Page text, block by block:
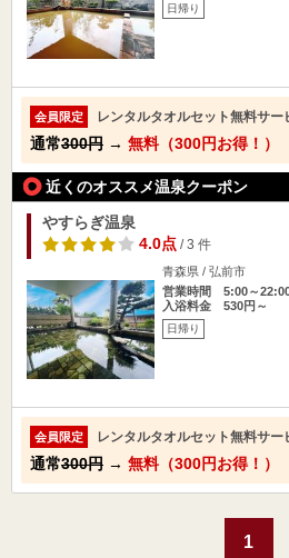
日帰り
会員限定 レンタルタオルセット無料サー
通常300円 → 無料（300円お得！）
近くのオススメ温泉クーポン
やすらぎ温泉
4.0点/ 3 件
青森県 / 弘前市
営業時間 5:00～
入浴料金 530円～
日帰り
会員限定 レンタルタオルセット無料サー
通常300円 → 無料（300円お得！）
1